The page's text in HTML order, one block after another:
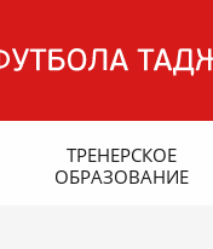
ТРЕНЕРСКОЕ
ОБРАЗОВАНИЕ